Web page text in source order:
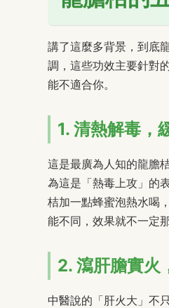
講了這麼多背景，到底
調，這些功效主要針對
能不適合你。
1. 清熱解毒，
這是最廣為人知的龍膽
為這是「熱毒上攻」的
桔加一點蜂蜜泡熱水喝
能不同，效果就不一定那
2. 瀉肝膽實火
中醫說的「肝火大」不